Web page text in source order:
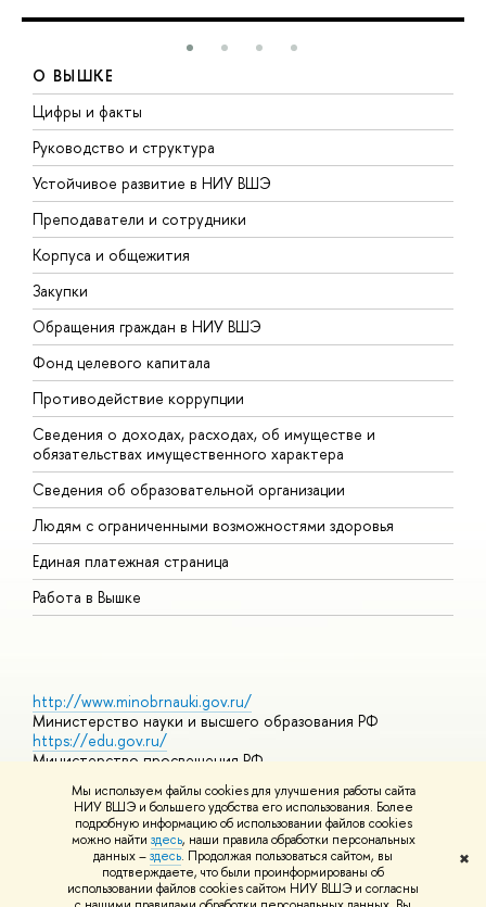
Мы используем файлы cookies для улучшения работы сайта
НИУ ВШЭ и большего удобства его использования. Более
подробную информацию об использовании файлов cookies
можно найти здесь, наши правила обработки персональных
данных –здесь. Продолжая пользоваться сайтом, вы
подтверждаете, что были проинформированы об
использовании файлов cookies сайтом НИУ ВШЭ и согласны
✖
О ВЫШКЕ
Цифры и факты
Руководство и структура
Устойчивое развитие в НИУ ВШЭ
Преподаватели и сотрудники
Корпуса и общежития
Закупки
Обращения граждан в НИУ ВШЭ
Фонд целевого капитала
Противодействие коррупции
Сведения о доходах, расходах, об имуществе и
обязательствах имущественного характера
Сведения об образовательной организации
Людям с ограниченными возможностями здоровья
Единая платежная страница
Работа в Вышке
http://www.minobrnauki.gov.ru/
Министерство науки и высшего образования РФ
https://edu.gov.ru/
Министерство просвещения РФ
Массовые открытые онлайн-курсы
© НИУ ВШЭ 1993–2026 Адреса и контактыУсловия
использования материалов Политика конфиденциальности